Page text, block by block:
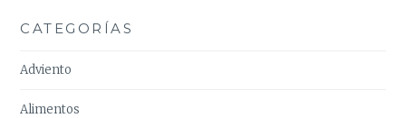
CATEGORÍAS
Adviento
Alimentos